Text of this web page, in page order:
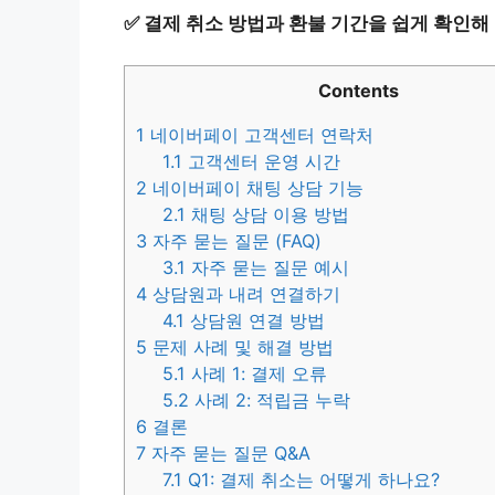
✅ 결제 취소 방법과 환불 기간을 쉽게 확인해
Contents
1 네이버페이 고객센터 연락처
1.1 고객센터 운영 시간
2 네이버페이 채팅 상담 기능
2.1 채팅 상담 이용 방법
3 자주 묻는 질문 (FAQ)
3.1 자주 묻는 질문 예시
4 상담원과 내려 연결하기
4.1 상담원 연결 방법
5 문제 사례 및 해결 방법
5.1 사례 1: 결제 오류
5.2 사례 2: 적립금 누락
6 결론
7 자주 묻는 질문 Q&A
7.1 Q1: 결제 취소는 어떻게 하나요?